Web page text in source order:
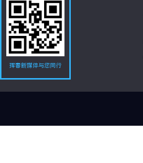
珲春新媒体与您同行